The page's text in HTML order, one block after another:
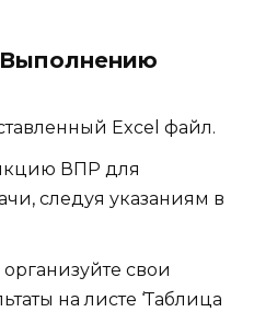
Excel файл.
ВПР для
следуя указаниям в
свои
на листе ‘Таблица